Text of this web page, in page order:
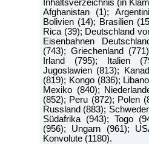
Inhaltsverzeichnis (in
Afghanistan (1);
Bolivien (14); Brasilien
Rica (39); Deutschland
Eisenbahnen
(743); Griechenland
Irland (795); Italien
Jugoslawien (813);
(819); Kongo (836);
Mexiko (840);
(852); Peru (872); Polen
Russland (883);
Südafrika (943); Togo
(956); Ungarn (961);
Konvolute (1180).